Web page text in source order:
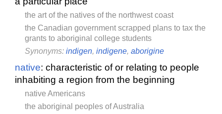
the art of the natives of the northwest coast
the Canadian government scrapped plans to tax the
grants to aboriginal college students
Synonyms: indigen, indigene, aborigine
native: characteristic of or relating to people
inhabiting a region from the beginning
native Americans
the aboriginal peoples of Australia